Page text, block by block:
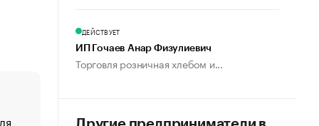
«От спорта тело стареет иначе». Как живет глава
ДЕЙСТВУЕТ
ИП Гочаев Анар Физулиевич
Торговля розничная хлебом и...